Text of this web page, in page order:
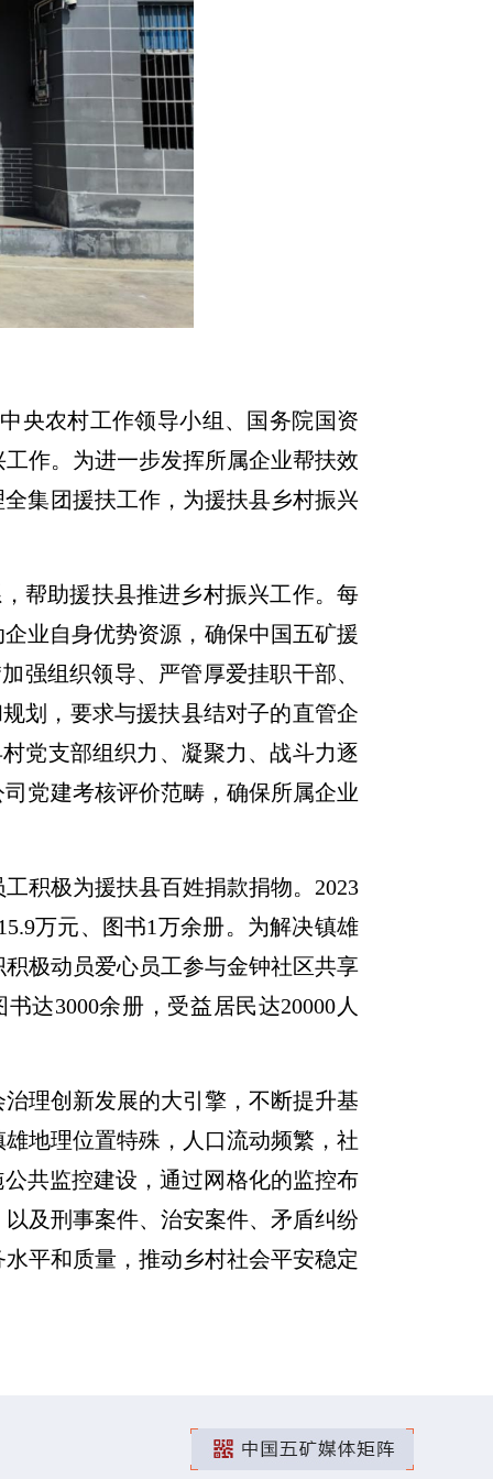
央农村工作领导小组、国务院国资
作。为进一步发挥所属企业帮扶效
集团援扶工作，为援扶县乡村振兴
帮助援扶县推进乡村振兴工作。每
业自身优势资源，确保中国五矿援
强组织领导、严管厚爱挂职干部、
划，要求与援扶县结对子的直管企
党支部组织力、凝聚力、战斗力逐
党建考核评价范畴，确保所属企业
积极为援扶县百姓捐款捐物。2023
万元、图书1万余册。为解决镇雄
极动员爱心员工参与金钟社区共享
达3000余册，受益居民达20000人
理创新发展的大引擎，不断提升基
地理位置特殊，人口流动频繁，社
共监控建设，通过网格化的监控布
及刑事案件、治安案件、矛盾纠纷
平和质量，推动乡村社会平安稳定